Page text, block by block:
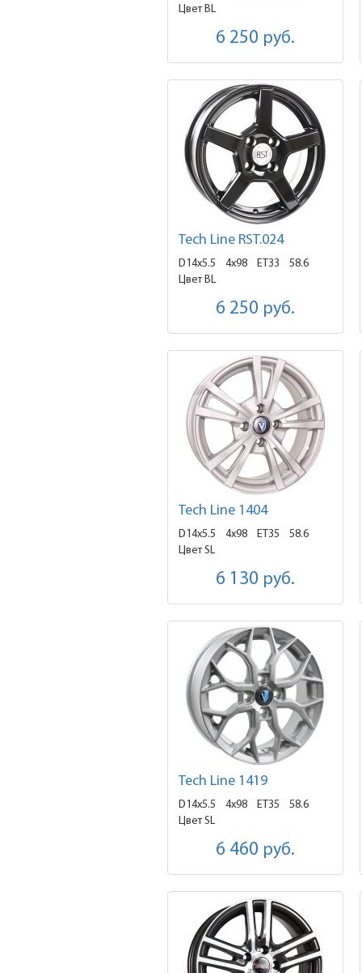
Цвет BL
6 250 руб.
Tech Line RST.024
D14x5.5 4x98 ET33
58.6
Цвет BL
6 250 руб.
Tech Line 1404
D14x5.5 4x98 ET35
58.6
Цвет SL
6 130 руб.
Tech Line 1419
D14x5.5 4x98 ET35
58.6
Цвет SL
6 460 руб.